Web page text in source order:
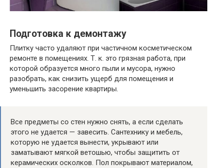
Подготовка к демонтажу
Плитку часто удаляют при частичном косметическом
ремонте в помещениях. Т. к. это грязная работа, при
которой образуется много пыли и мусора, нужно
разобрать, как снизить ущерб для помещения и
уменьшить засорение квартиры.
Все предметы со стен нужно снять, а если сделать
этого не удается — завесить. Сантехнику и мебель,
которую не удается вынести, укрывают или
заматывают мягкой ветошью, чтобы защитить от
керамических осколков. Пол покрывают материалом,